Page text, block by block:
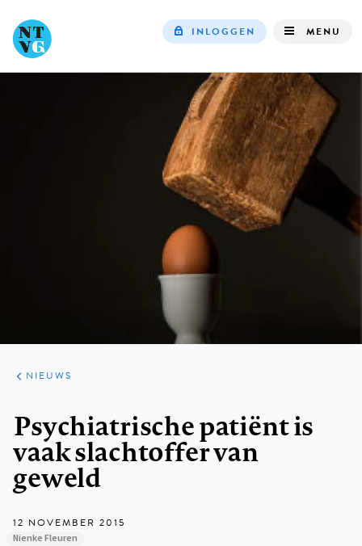
navigation
INLOGGEN MENU
ARTIKELEN
HET
KORT
NIEUWS
Psychiatrische patiënt is
vaak slachtoffer van
geweld
12 NOVEMBER 2015
Nienke Fleuren